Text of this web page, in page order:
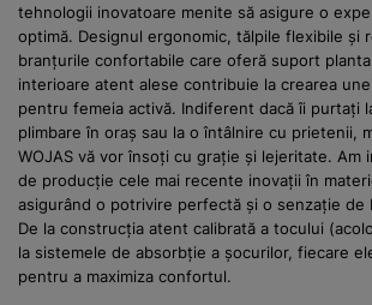
tehnologii inovatoare menite să asigure o
optimă. Designul ergonomic, tălpile flexibile și
branțurile confortabile care oferă suport
interioare atent alese contribuie la crearea
pentru femeia activă. Indiferent dacă îi purtați
plimbare în oraș sau la o întâlnire cu prietenii,
WOJAS vă vor însoți cu grație și lejeritate. Am
de producție cele mai recente inovații în
asigurând o potrivire perfectă și o senzație de
De la construcția atent calibrată a tocului
la sistemele de absorbție a șocurilor, fiecare
pentru a maximiza confortul.